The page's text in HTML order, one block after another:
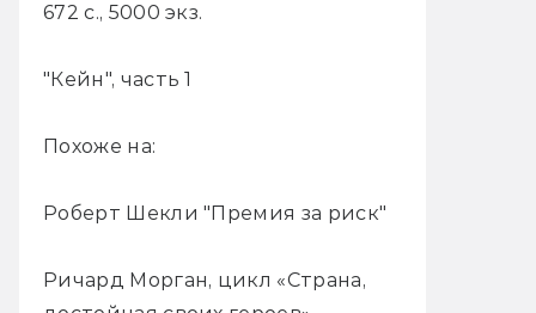
672 с., 5000 экз.
"Кейн", часть 1
Похоже на:
Роберт Шекли "Премия за риск"
Ричард Морган, цикл «Страна,